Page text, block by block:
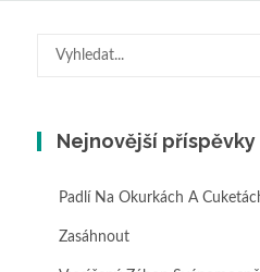
Hledat:
Nejnovější příspěvky
Padlí Na Okurkách A
Zasáhnout